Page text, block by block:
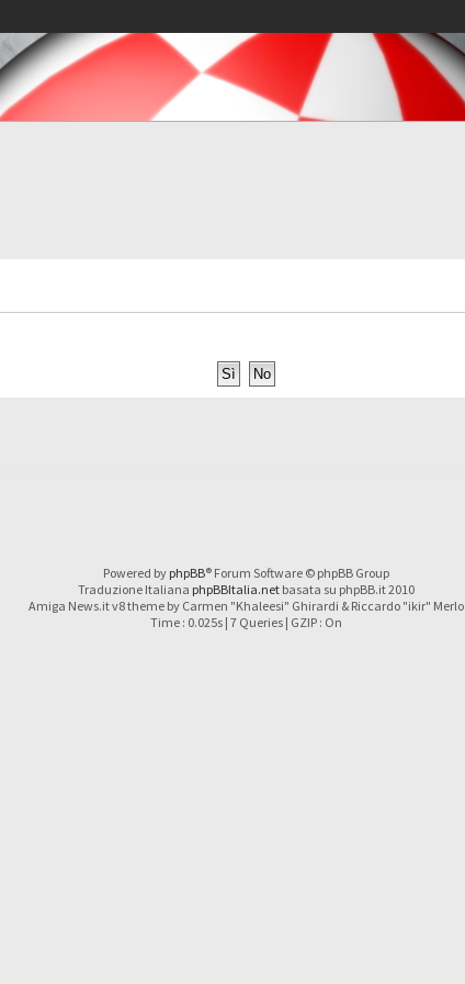
Powered by phpBB® Forum Software © phpBB Group
Traduzione Italiana phpBBItalia.netbasata su phpBB.it 2010
Amiga News.it v8 theme by Carmen "Khaleesi" Ghirardi & Riccardo "ikir" Merlo
Time : 0.025s | 7 Queries | GZIP : On